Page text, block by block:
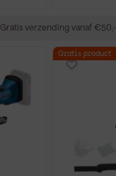
Gratis verzending vanaf €50,-
Gratis product